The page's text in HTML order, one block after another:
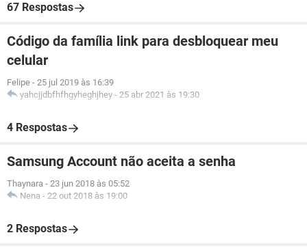
67 Respostas
Código da família link para desbloquear meu
celular
Felipe - 25 jul 2019 às 16:39
yahcjjdbfhfhgyheghjhey - 25 abr 2021 às 19:30
4 Respostas
Samsung Account não aceita a senha
Thaynara - 23 jun 2018 às 05:52
Nena - 22 out 2018 às 19:00
2 Respostas